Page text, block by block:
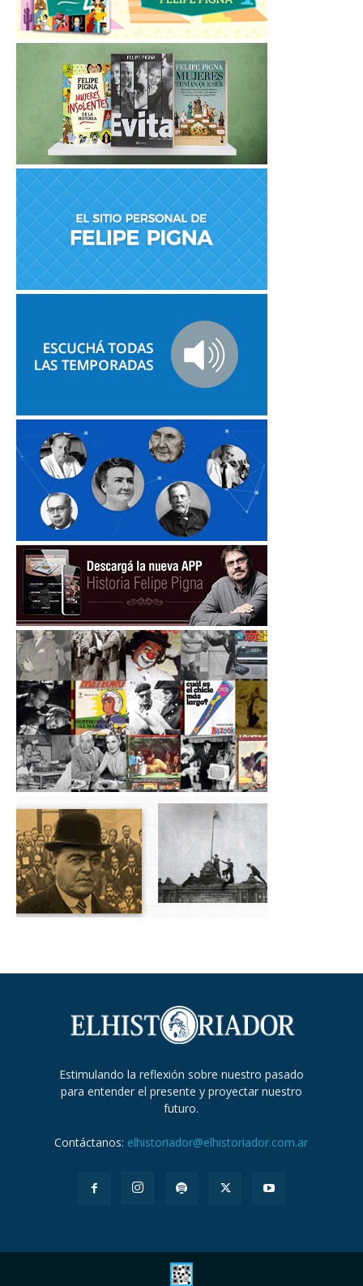
Estimulando la reflexión sobre nuestro pasado
para entender el presente y proyectar nuestro
futuro.
Contáctanos: elhistoriador@elhistoriador.com.ar